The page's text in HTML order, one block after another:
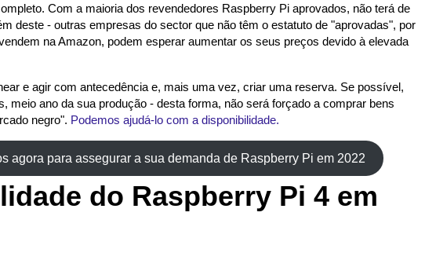
Com a maioria dos revendedores Raspberry Pi aprovados, não terá de
deste - outras empresas do sector que não têm o estatuto de "aprovadas", por
na Amazon, podem esperar aumentar os seus preços devido à elevada
e agir com antecedência e, mais uma vez, criar uma reserva. Se possível,
meio ano da sua produção - desta forma, não será forçado a comprar bens
negro". Podemos ajudá-lo com a disponibilidade.
agora para assegurar a sua demanda de Raspberry Pi em 2022
do Raspberry Pi 4 em